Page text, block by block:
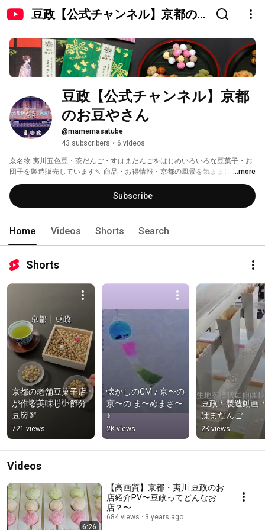
豆政【公式チャンネル】京都の
豆政【公式チャンネル】京都
のお豆やさん
@mamemasatube
43 subscribers • 6 videos
京名物 夷川五色豆・茶だんご・すはまだんごをはじめいろいろな豆菓子・お
団子を製造販売しています🍡 商品・お得情報・京都の風景を気ままにお届け
します♪ 全国発送しています📦Instagram•Twitterもやっています📷
...more
Subscribe
Home Videos Shorts Search
Shorts
京都の老舗豆菓子店
が作る美味しい節分
豆👹🫘
721 views
懐かしのCM ♪ 京〜の
京〜の ま〜めまさ〜
♪
2K views
豆政＊製造動画
はまだんご
2K views
Videos
6:26
【高画質】京都・夷川 豆政のお
店紹介PV〜豆政ってどんなお
店？〜
684 views 3 years ago